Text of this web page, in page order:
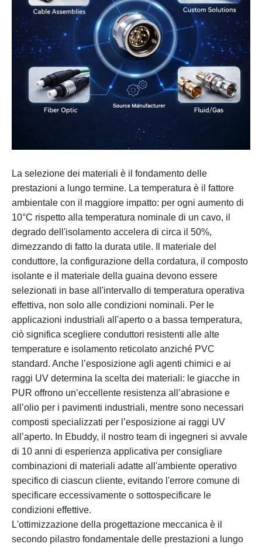
La selezione dei materiali è il fondamento delle
prestazioni a lungo termine. La temperatura è il fattore
ambientale con il maggiore impatto: per ogni aumento di
10°C rispetto alla temperatura nominale di un cavo, il
degrado dell'isolamento accelera di circa il 50%,
dimezzando di fatto la durata utile. Il materiale del
conduttore, la configurazione della cordatura, il composto
isolante e il materiale della guaina devono essere
selezionati in base all'intervallo di temperatura operativa
effettiva, non solo alle condizioni nominali. Per le
applicazioni industriali all'aperto o a bassa temperatura,
ciò significa scegliere conduttori resistenti alle alte
temperature e isolamento reticolato anziché PVC
standard. Anche l’esposizione agli agenti chimici e ai
raggi UV determina la scelta dei materiali: le giacche in
PUR offrono un’eccellente resistenza all’abrasione e
all’olio per i pavimenti industriali, mentre sono necessari
composti specializzati per l’esposizione ai raggi UV
all’aperto. In Ebuddy, il nostro team di ingegneri si avvale
di 10 anni di esperienza applicativa per consigliare
combinazioni di materiali adatte all'ambiente operativo
specifico di ciascun cliente, evitando l'errore comune di
specificare eccessivamente o sottospecificare le
condizioni effettive.
L'ottimizzazione della progettazione meccanica è il
secondo pilastro fondamentale delle prestazioni a lungo